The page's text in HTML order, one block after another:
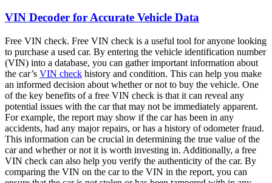
VIN Decoder for Accurate Vehicle Data
Free VIN check. Free VIN check is a useful tool for anyone looking
to purchase a used car. By entering the vehicle identification number
(VIN) into a database, you can gather important information about
the car’s VIN check history and condition. This can help you make
an informed decision about whether or not to buy the vehicle. One
of the key benefits of a free VIN check is that it can reveal any
potential issues with the car that may not be immediately apparent.
For example, the report may show if the car has been in any
accidents, had any major repairs, or has a history of odometer fraud.
This information can be crucial in determining the true value of the
car and whether or not it is worth investing in. Additionally, a free
VIN check can also help you verify the authenticity of the car. By
comparing the VIN on the car to the VIN in the report, you can